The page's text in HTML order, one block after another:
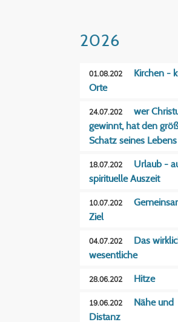
2026
01.08.202
Kirchen -
Orte
24.07.202
wer
gewinnt, hat den
Schatz seines Lebens
18.07.202
Urlaub -
spirituelle Auszeit
10.07.202
Ziel
04.07.202
Das
wesentliche
28.06.202 Hitze
19.06.202
Nähe und
Distanz